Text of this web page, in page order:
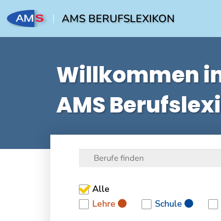
AMS BERUFSLEXIKON
Willkommen
AMS
Alle
Lehre
Schule